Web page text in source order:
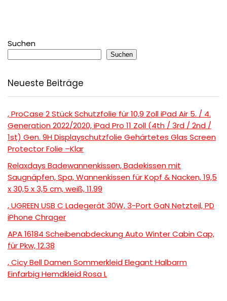
Suchen
Suchen
Neueste Beiträge
, ProCase 2 Stück Schutzfolie für 10,9 Zoll iPad Air 5. / 4.
Generation 2022/2020, iPad Pro 11 Zoll (4th / 3rd / 2nd /
1st) Gen. 9H Displayschutzfolie Gehärtetes Glas Screen
Protector Folie –Klar
Relaxdays Badewannenkissen, Badekissen mit
Saugnäpfen, Spa, Wannenkissen für Kopf & Nacken, 19,5
x 30,5 x 3,5 cm, weiß, 11.99
, UGREEN USB C Ladegerät 30W, 3-Port GaN Netzteil, PD
iPhone Chrager
APA 16184 Scheibenabdeckung Auto Winter Cabin Cap,
für Pkw, 12.38
, Cicy Bell Damen Sommerkleid Elegant Halbarm
Einfarbig Hemdkleid Rosa L